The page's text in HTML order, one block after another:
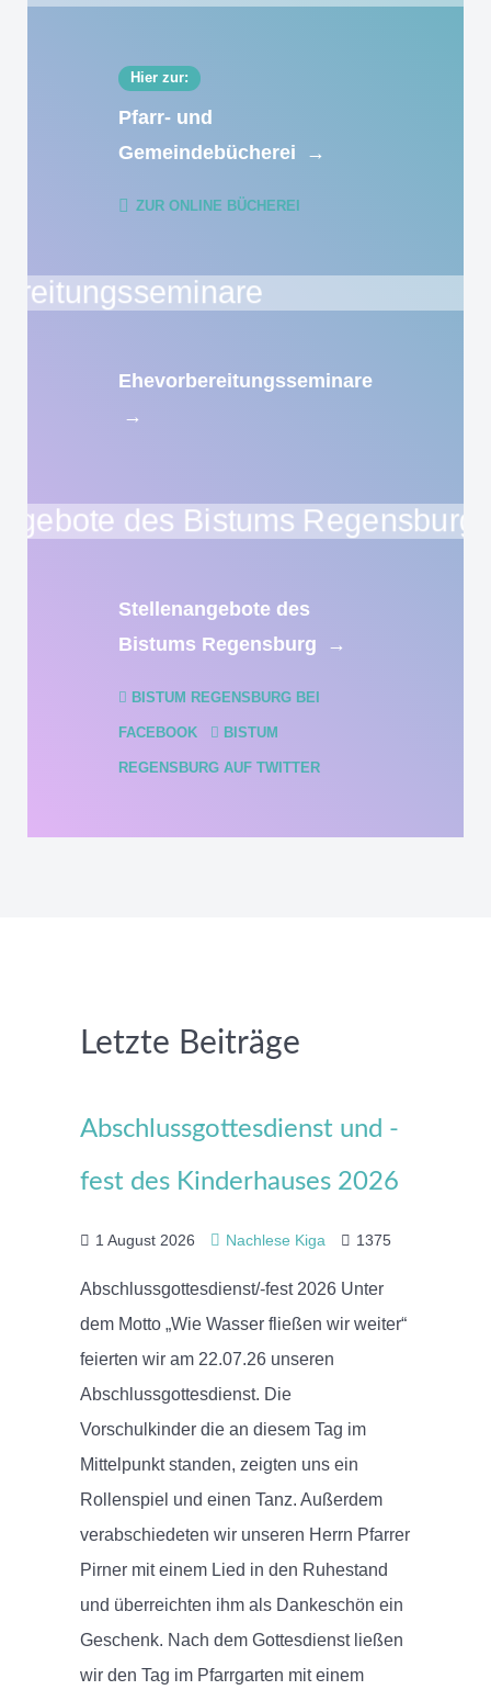
Hier zur:
Pfarr- und
Gemeindebücherei
→
ZUR ONLINE BÜCHEREI
Ehevorbereitungsseminare
→
Stellenangebote des
Bistums Regensburg
→
BISTUM REGENSBURG BEI
FACEBOOK BISTUM
REGENSBURG AUF TWITTER
Letzte Beiträge
Abschlussgottesdienst und -
fest des Kinderhauses 2026
1 August 2026 Nachlese Kiga 1375
Abschlussgottesdienst/-fest 2026 Unter
dem Motto „Wie Wasser fließen wir weiter“
feierten wir am 22.07.26 unseren
Abschlussgottesdienst. Die
Vorschulkinder die an diesem Tag im
Mittelpunkt standen, zeigten uns ein
Rollenspiel und einen Tanz. Außerdem
verabschiedeten wir unseren Herrn Pfarrer
Pirner mit einem Lied in den Ruhestand
und überreichten ihm als Dankeschön ein
Geschenk. Nach dem Gottesdienst ließen
wir den Tag im Pfarrgarten mit einem